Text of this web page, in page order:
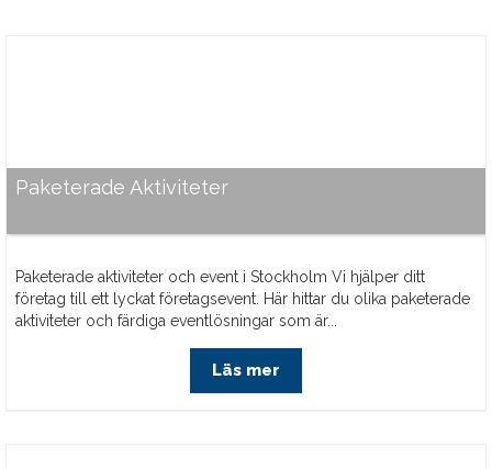
Paketerade Aktiviteter
Paketerade aktiviteter och event i Stockholm Vi hjälper ditt
företag till ett lyckat företagsevent. Här hittar du olika paketerade
aktiviteter och färdiga eventlösningar som är...
Läs mer